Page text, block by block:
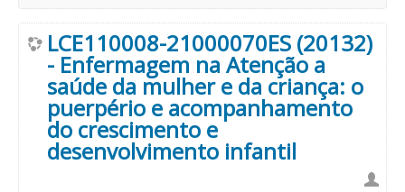
LCE110008-21000070ES (20132)
- Enfermagem na Atenção a
saúde da mulher e da criança: o
puerpério e acompanhamento
do crescimento e
desenvolvimento infantil